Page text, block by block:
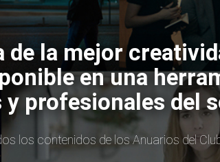
la mejor
en una
profesionales del
los contenidos de los Anuarios del